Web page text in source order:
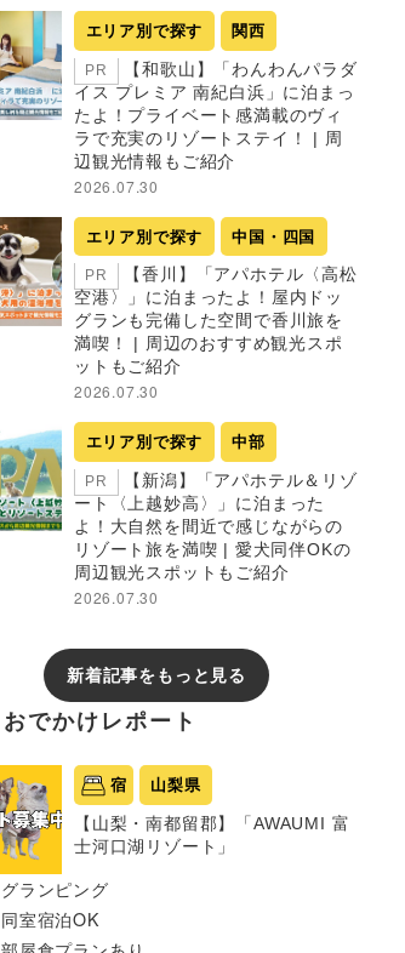
エリア別で探す 関西
PR
【和歌山】「わんわんパラダ
イス プレミア 南紀白浜」に泊まっ
たよ！プライベート感満載のヴィ
ラで充実のリゾートステイ！ | 周
辺観光情報もご紹介
2026.07.30
エリア別で探す 中国・四国
PR
【香川】「アパホテル〈高松
空港〉」に泊まったよ！屋内ドッ
グランも完備した空間で香川旅を
満喫！ | 周辺のおすすめ観光スポ
ットもご紹介
2026.07.30
エリア別で探す 中部
PR
【新潟】「アパホテル＆リゾ
ート〈上越妙高〉」に泊まった
よ！大自然を間近で感じながらの
リゾート旅を満喫 | 愛犬同伴OKの
周辺観光スポットもご紹介
2026.07.30
新着記事をもっと見る
おでかけレポート
宿 山梨県
【山梨・南都留郡】「AWAUMI 富
士河口湖リゾート」
グランピング
同室宿泊OK